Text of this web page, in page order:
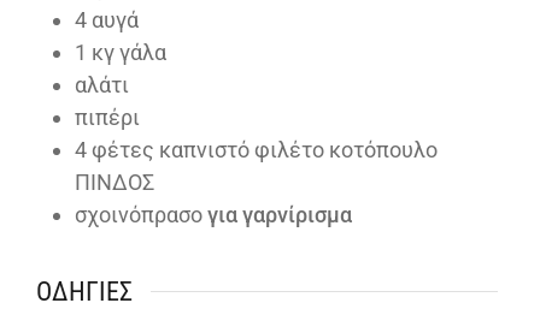
4 αυγά
1 κγ γάλα
αλάτι
πιπέρι
4φέτες καπνιστό φιλέτο κοτόπουλο
ΠΙΝΔΟΣ
σχοινόπρασογια γαρνίρισμα
ΟΔΗΓΊΕΣ